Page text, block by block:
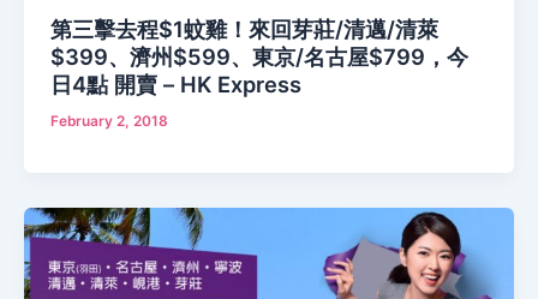
第三擊去程$1蚊雞！來回芽莊/清邁/清萊
$399、濟州$599、東京/名古屋$799，今
日4點 開賣 – HK Express
February 2, 2018